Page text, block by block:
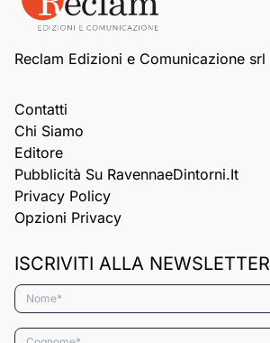
Reclam Edizioni e Comunicazione srl
Contatti
Chi Siamo
Editore
Pubblicità Su RavennaeDintorni.it
Privacy Policy
Opzioni Privacy
ISCRIVITI ALLA NEWSLETTER
Nome*
Cognome*